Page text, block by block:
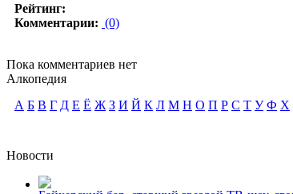
Рейтинг:
Комментарии: (0)
Пока комментариев нет
Алкопедия
А Б В Г Д Е Ё Ж З И Й К Л М Н О П Р С Т У Ф Х
Новости